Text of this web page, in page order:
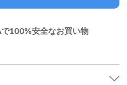
100%安全なお買い物